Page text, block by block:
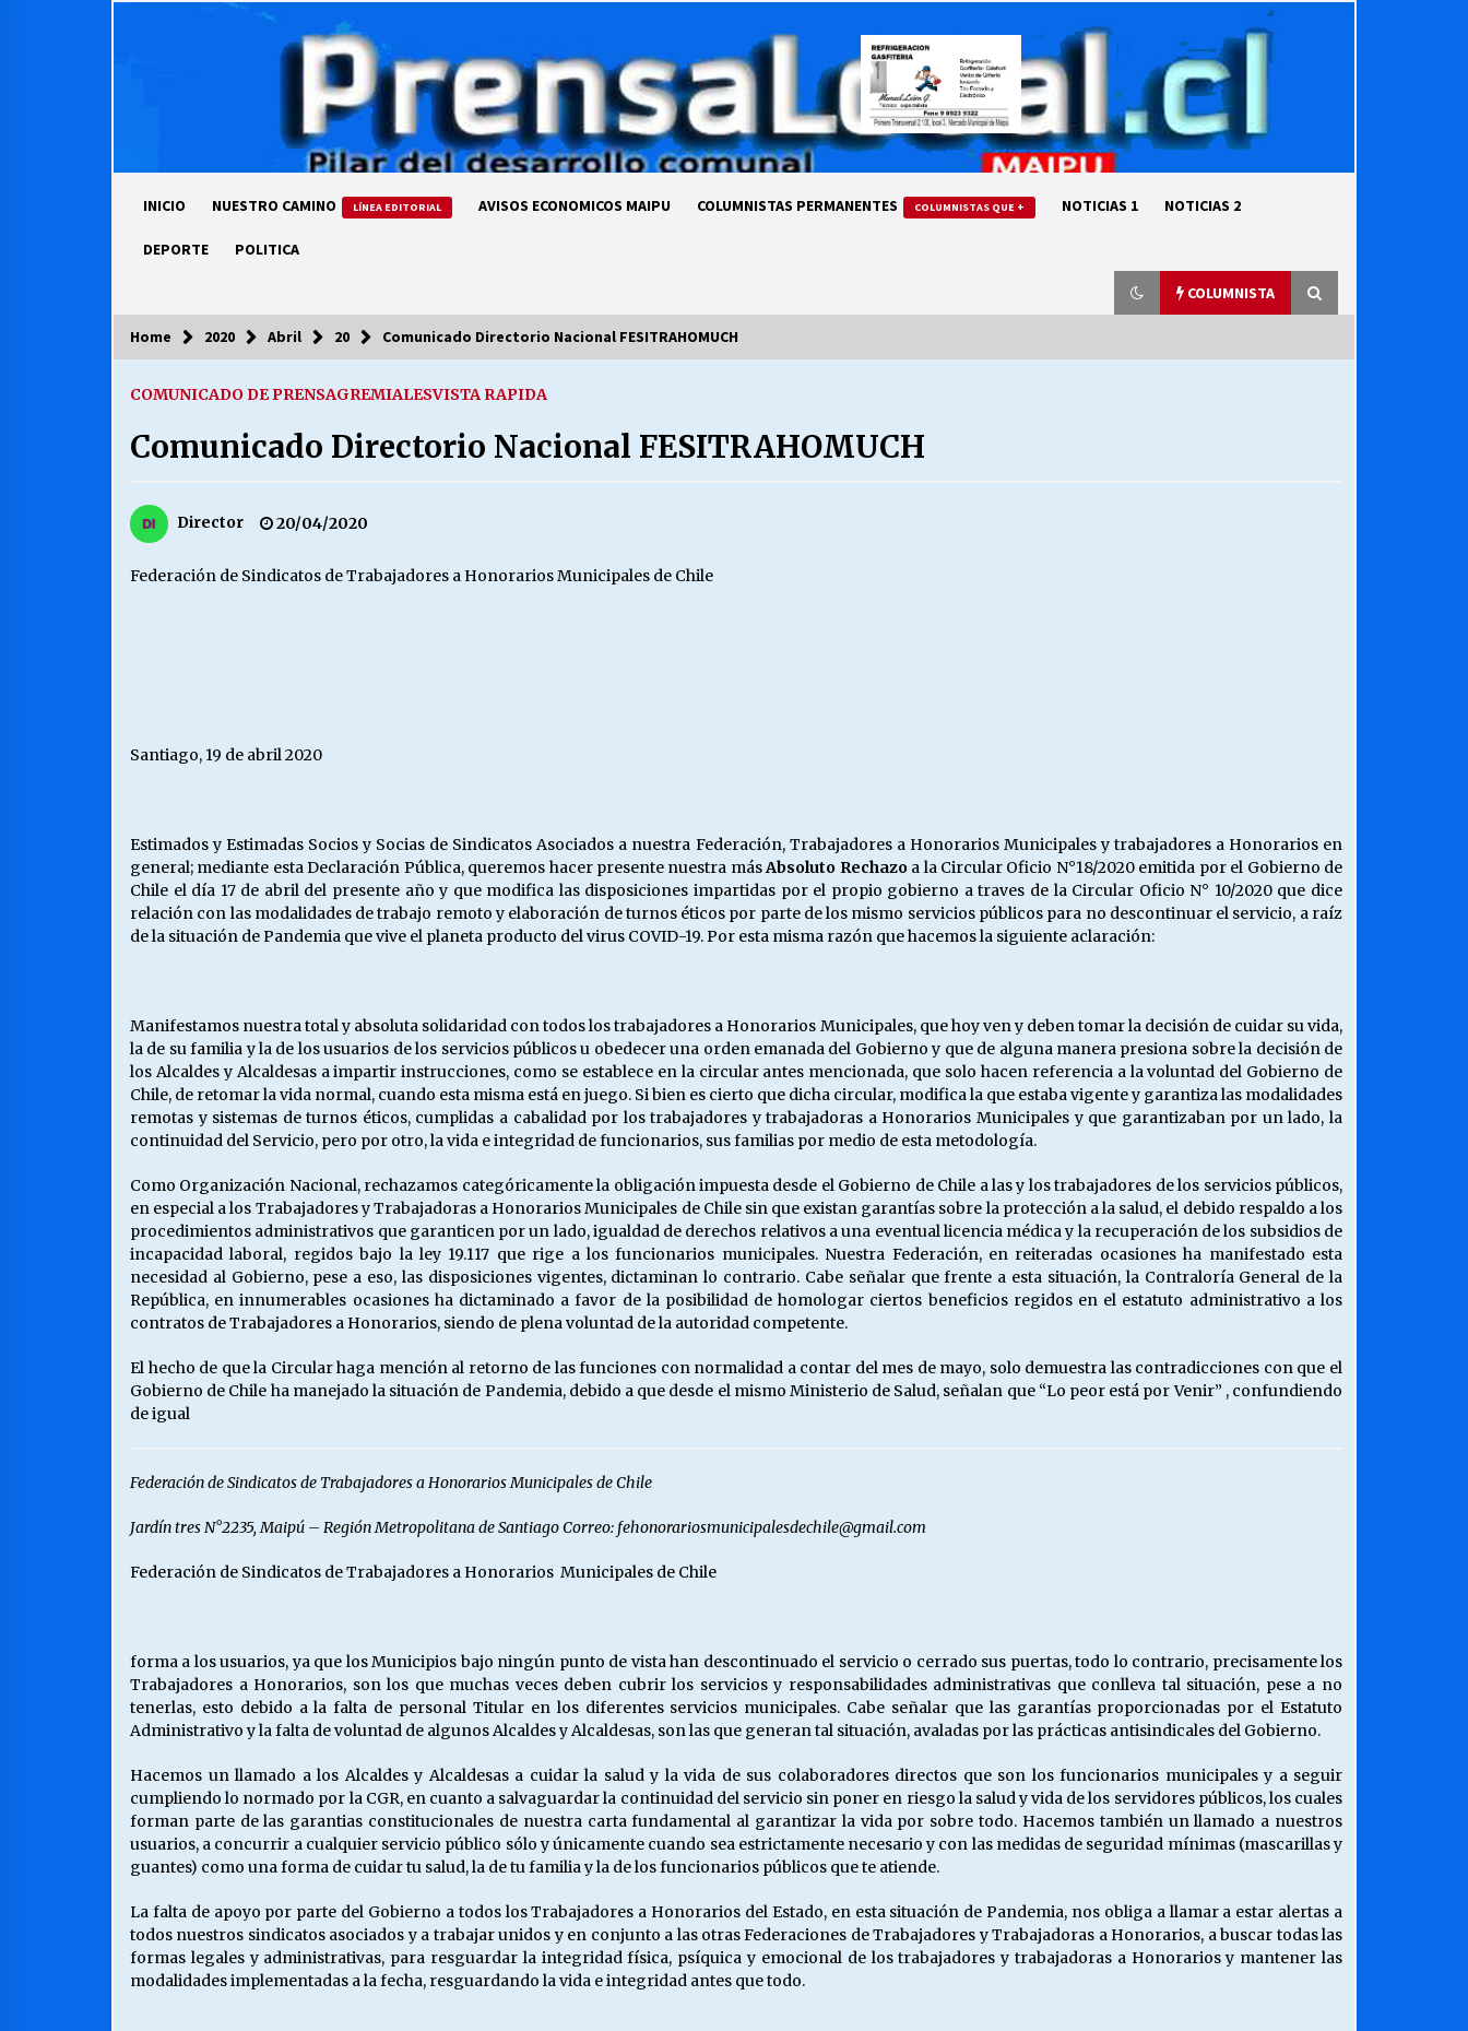
INICIO NUESTRO CAMINO LÍNEA EDITORIAL AVISOS ECONOMICOS MAIPU COLUMNISTAS PERMANENTES COLUMNISTAS QUE + NOTICIAS 1 NOTICIAS 2
DEPORTE POLITICA
COLUMNISTA
COLUMNISTA
luz… ¿Y cuándo van a bajar?
03/08/2026
69 AÑOS DE HISTORIA
28/07/2026
MUNICIPALIDAD, TRABAJADORES,
CLIMA LABORAL:
30/04/2026
Home 2020 Abril 20 Comunicado Directorio Nacional FESITRAHOMUCH
COMUNICADO DE PRENSAGREMIALESVISTA RAPIDA
Comunicado Directorio Nacional FESITRAHOMUCH
Director 20/04/2020
Federación de Sindicatos de Trabajadores a Honorarios Municipales de Chile
Santiago, 19 de abril 2020
Estimados y Estimadas Socios y Socias de Sindicatos Asociados a nuestra Federación, Trabajadores a Honorarios Municipales y trabajadores a Honorarios en
general; mediante esta Declaración Pública, queremos hacer presente nuestra másAbsoluto Rechazoa la Circular Oficio N°18/2020 emitida por el Gobierno de
Chile el día 17 de abril del presente año y que modifica las disposiciones impartidas por el propio gobierno a traves de la Circular Oficio N° 10/2020 que dice
relación con las modalidades de trabajo remoto y elaboración de turnos éticos por parte de los mismo servicios públicos para no descontinuar el servicio, a raíz
de la situación de Pandemia que vive el planeta producto del virus COVID-19. Por esta misma razón que hacemos la siguiente aclaración:
Manifestamos nuestra total y absoluta solidaridad con todos los trabajadores a Honorarios Municipales, que hoy ven y deben tomar la decisión de cuidar su vida,
la de su familia y la de los usuarios de los servicios públicos u obedecer una orden emanada del Gobierno y que de alguna manera presiona sobre la decisión de
los Alcaldes y Alcaldesas a impartir instrucciones, como se establece en la circular antes mencionada, que solo hacen referencia a la voluntad del Gobierno de
Chile, de retomar la vida normal, cuando esta misma está en juego. Si bien es cierto que dicha circular, modifica la que estaba vigente y garantiza las modalidades
remotas y sistemas de turnos éticos, cumplidas a cabalidad por los trabajadores y trabajadoras a Honorarios Municipales y que garantizaban por un lado, la
continuidad del Servicio, pero por otro, la vida e integridad de funcionarios, sus familias por medio de esta metodología.
Como Organización Nacional, rechazamos categóricamente la obligación impuesta desde el Gobierno de Chile a las y los trabajadores de los servicios públicos,
en especial a los Trabajadores y Trabajadoras a Honorarios Municipales de Chile sin que existan garantías sobre la protección a la salud, el debido respaldo a los
procedimientos administrativos que garanticen por un lado, igualdad de derechos relativos a una eventual licencia médica y la recuperación de los subsidios de
incapacidad laboral, regidos bajo la ley 19.117 que rige a los funcionarios municipales. Nuestra Federación, en reiteradas ocasiones ha manifestado esta
necesidad al Gobierno, pese a eso, las disposiciones vigentes, dictaminan lo contrario. Cabe señalar que frente a esta situación, la Contraloría General de la
República, en innumerables ocasiones ha dictaminado a favor de la posibilidad de homologar ciertos beneficios regidos en el estatuto administrativo a los
contratos de Trabajadores a Honorarios, siendo de plena voluntad de la autoridad competente.
El hecho de que la Circular haga mención al retorno de las funciones con normalidad a contar del mes de mayo, solo demuestra las contradicciones con que el
Gobierno de Chile ha manejado la situación de Pandemia, debido a que desde el mismo Ministerio de Salud, señalan que “Lo peor está por Venir” , confundiendo
de igual
Federación de Sindicatos de Trabajadores a Honorarios Municipales de Chile
Jardín tres N°2235, Maipú – Región Metropolitana de SantiagoCorreo: fehonorariosmunicipalesdechile@gmail.com
Federación de Sindicatos de Trabajadores a Honorarios Municipales de Chile
forma a los usuarios, ya que los Municipios bajo ningún punto de vista han descontinuado el servicio o cerrado sus puertas, todo lo contrario, precisamente los
Trabajadores a Honorarios, son los que muchas veces deben cubrir los servicios y responsabilidades administrativas que conlleva tal situación, pese a no
tenerlas, esto debido a la falta de personal Titular en los diferentes servicios municipales. Cabe señalar que las garantías proporcionadas por el Estatuto
Administrativo y la falta de voluntad de algunos Alcaldes y Alcaldesas, son las que generan tal situación, avaladas por las prácticas antisindicales del Gobierno.
Hacemos un llamado a los Alcaldes y Alcaldesas a cuidar la salud y la vida de sus colaboradores directos que son los funcionarios municipales y a seguir
cumpliendo lo normado por la CGR, en cuanto a salvaguardar la continuidad del servicio sin poner en riesgo la salud y vida de los servidores públicos, los cuales
forman parte de las garantias constitucionales de nuestra carta fundamental al garantizar la vida por sobre todo. Hacemos también un llamado a nuestros
usuarios, a concurrir a cualquier servicio público sólo y únicamente cuando sea estrictamente necesario y con las medidas de seguridad mínimas (mascarillas y
guantes) como una forma de cuidar tu salud, la de tu familia y la de los funcionarios públicos que te atiende.
La falta de apoyo por parte del Gobierno a todos los Trabajadores a Honorarios del Estado, en esta situación de Pandemia, nos obliga a llamar a estar alertas a
todos nuestros sindicatos asociados y a trabajar unidos y en conjunto a las otras Federaciones de Trabajadores y Trabajadoras a Honorarios, a buscar todas las
formas legales y administrativas, para resguardar la integridad física, psíquica y emocional de los trabajadores y trabajadoras a Honorarios y mantener las
modalidades implementadas a la fecha, resguardando la vida e integridad antes que todo.